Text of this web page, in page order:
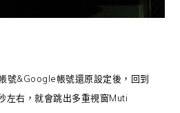
號&Google帳號還原設定後，回到
左右，就會跳出多重視窗Muti